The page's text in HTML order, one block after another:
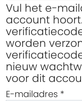
Vul het e-
account
worden
nieuw
voor dit
E-mailadres *